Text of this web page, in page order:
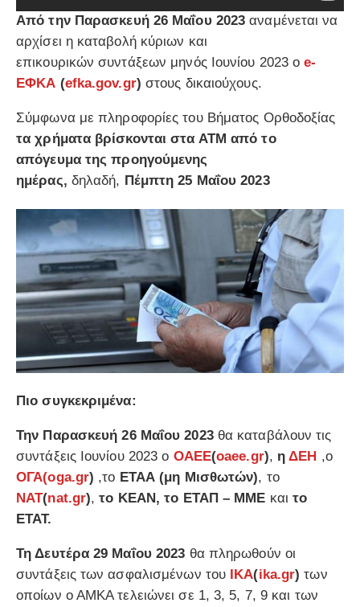
Από την Παρασκευή 26 Μαΐου 2023 αναμένεται να
αρχίσει η καταβολή κύριων και
επικουρικών συντάξεων μηνός Ιουνίου 2023 οe-
ΕΦΚΑ (efka.gov.gr) στους δικαιούχους.
Σύμφωνα με πληροφορίες του Βήματος Ορθοδοξίας
τα χρήματα βρίσκονται στα ΑΤΜ από το
απόγευμα της προηγούμενης
ημέρας, δηλαδή, Πέμπτη 25 Μαΐου 2023
Πιο συγκεκριμένα:
Την Παρασκευή 26 Μαΐου 2023θα καταβάλουν τις
συντάξεις Ιουνίου 2023 ο ΟΑΕΕ(oaee.gr), ηΔΕΗ ,ο
ΟΓΑ(oga.gr) ,το ΕΤΑΑ (μη Μισθωτών), το
ΝΑΤ(nat.gr),το ΚΕΑΝ, το ΕΤΑΠ – ΜΜΕ καιτο
ΕΤΑΤ.
Τη Δευτέρα 29 Μαΐου 2023 θα πληρωθούν οι
συντάξεις των ασφαλισμένων του ΙΚΑ(ika.gr)των
οποίων ο ΑΜΚΑ τελειώνει σε 1, 3, 5, 7, 9 και των